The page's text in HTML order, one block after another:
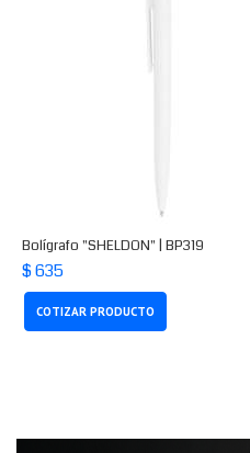
Bolígrafo "SHELDON" | BP319
$ 635
COTIZAR PRODUCTO